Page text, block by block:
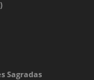
Sagradas